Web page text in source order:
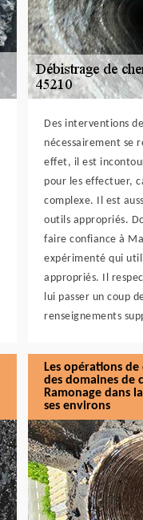
Des interventions
nécessairement se
effet, il est
pour les effectuer,
complexe. Il est
outils appropriés.
faire confiance à
expérimenté qui
appropriés. Il
lui passer un coup
renseignements
Les opérations
des domaines de
Ramonage dans
ses environs